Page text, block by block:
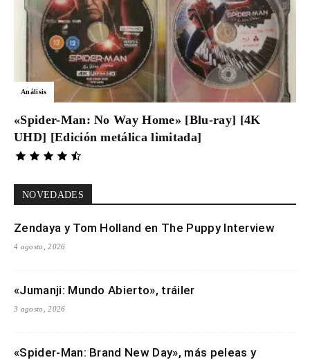
Análisis
«Spider-Man: No Way Home» [Blu-ray] [4K
UHD] [Edición metálica limitada]
NOVEDADES
Zendaya y Tom Holland en The Puppy Interview
4 agosto, 2026
«Jumanji: Mundo Abierto», tráiler
3 agosto, 2026
«Spider-Man: Brand New Day», más peleas y